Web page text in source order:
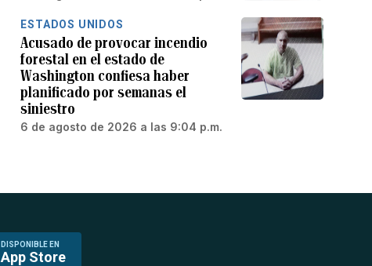
ESTADOS UNIDOS
Acusado de provocar incendio
forestal en el estado de
Washington confiesa haber
planificado por semanas el
siniestro
6 de agosto de 2026 a las 9:04 p.m.
DISPONIBLE EN
App Store